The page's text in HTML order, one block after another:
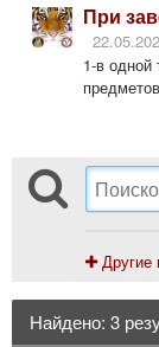
При
1-в
Другие
Найдено: 3